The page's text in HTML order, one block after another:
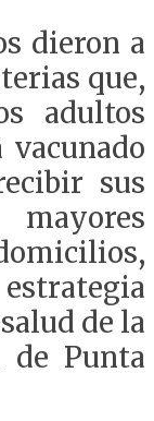
dieron a
que,
adultos
vacunado
sus
de la
de Punta